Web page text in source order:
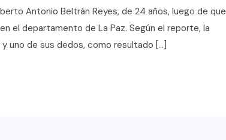
Antonio Beltrán Reyes, de 24 años, luego de que
el departamento de La Paz. Según el reporte, la
uno de sus dedos, como resultado […]